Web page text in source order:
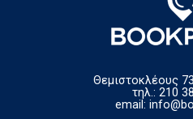
Θεμιστοκλέους
τηλ.: 210
email: